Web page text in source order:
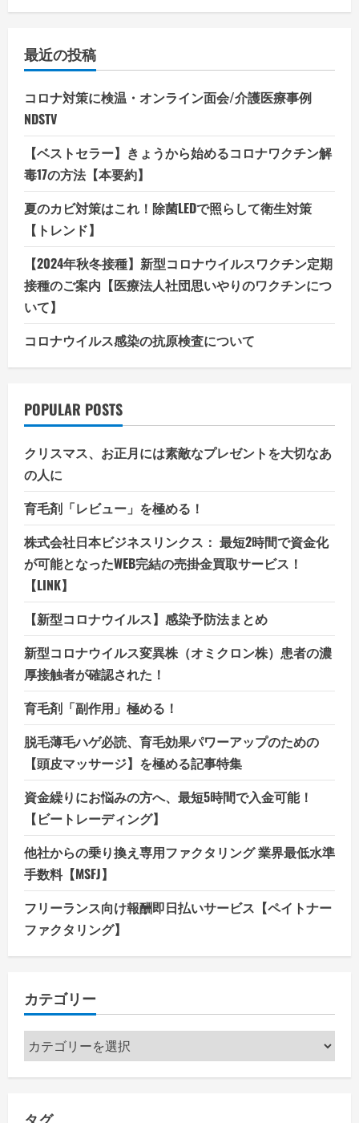
最近の投稿
コロナ対策に検温・オンライン面会/介護医療事例
NDSTV
【ベストセラー】きょうから始めるコロナワクチン解
毒17の方法【本要約】
夏のカビ対策はこれ！除菌LEDで照らして衛生対策
【トレンド】
【2024年秋冬接種】新型コロナウイルスワクチン定期
接種のご案内【医療法人社団思いやりのワクチンにつ
いて】
コロナウイルス感染の抗原検査について
POPULAR POSTS
クリスマス、お正月には素敵なプレゼントを大切なあ
の人に
育毛剤「レビュー」を極める！
株式会社日本ビジネスリンクス： 最短2時間で資金化
が可能となったWEB完結の売掛金買取サービス！
【LINK】
【新型コロナウイルス】感染予防法まとめ
新型コロナウイルス変異株（オミクロン株）患者の濃
厚接触者が確認された！
育毛剤「副作用」極める！
脱毛薄毛ハゲ必読、育毛効果パワーアップのための
【頭皮マッサージ】を極める記事特集
資金繰りにお悩みの方へ、最短5時間で入金可能！
【ビートレーディング】
他社からの乗り換え専用ファクタリング 業界最低水準
手数料【MSFJ】
フリーランス向け報酬即日払いサービス【ペイトナー
ファクタリング】
カテゴリー
カ
テ